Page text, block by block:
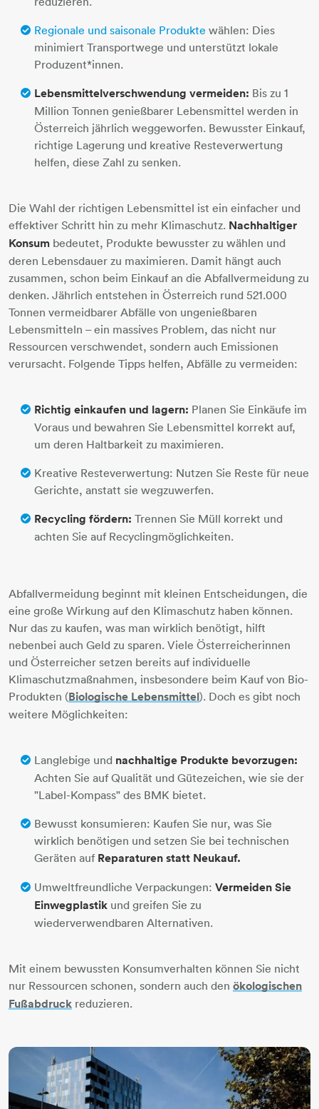
Regionale und saisonale Produkte wählen: Dies
minimiert Transportwege und unterstützt lokale
Produzent*innen.
Lebensmittelverschwendung vermeiden: Bis zu 1
Million Tonnen genießbarer Lebensmittel werden in
Österreich jährlich weggeworfen. Bewusster Einkauf,
richtige Lagerung und kreative Resteverwertung
helfen, diese Zahl zu senken.
Die Wahl der richtigen Lebensmittel ist ein einfacher und
effektiver Schritt hin zu mehr Klimaschutz. Nachhaltiger
Konsum bedeutet, Produkte bewusster zu wählen und
deren Lebensdauer zu maximieren. Damit hängt auch
zusammen, schon beim Einkauf an die Abfallvermeidung zu
denken. Jährlich entstehen in Österreich rund 521.000
Tonnen vermeidbarer Abfälle von ungenießbaren
Lebensmitteln – ein massives Problem, das nicht nur
Ressourcen verschwendet, sondern auch Emissionen
verursacht. Folgende Tipps helfen, Abfälle zu vermeiden:
Richtig einkaufen und lagern: Planen Sie Einkäufe im
Voraus und bewahren Sie Lebensmittel korrekt auf,
um deren Haltbarkeit zu maximieren.
Kreative Resteverwertung: Nutzen Sie Reste für neue
Gerichte, anstatt sie wegzuwerfen.
Recycling fördern: Trennen Sie Müll korrekt und
achten Sie auf Recyclingmöglichkeiten.
Abfallvermeidung beginnt mit kleinen Entscheidungen, die
eine große Wirkung auf den Klimaschutz haben können.
Nur das zu kaufen, was man wirklich benötigt, hilft
nebenbei auch Geld zu sparen. Viele Österreicherinnen
und Österreicher setzen bereits auf individuelle
Klimaschutzmaßnahmen, insbesondere beim Kauf von Bio-
Produkten (Biologische Lebensmittel). Doch es gibt noch
weitere Möglichkeiten:
Langlebige und nachhaltige Produkte bevorzugen:
Achten Sie auf Qualität und Gütezeichen, wie sie der
"Label-Kompass" des BMK bietet.
Bewusst konsumieren: Kaufen Sie nur, was Sie
wirklich benötigen und setzen Sie bei technischen
Geräten auf Reparaturen statt Neukauf.
Umweltfreundliche Verpackungen: Vermeiden Sie
Einwegplastik und greifen Sie zu
wiederverwendbaren Alternativen.
Mit einem bewussten Konsumverhalten können Sie nicht
nur Ressourcen schonen, sondern auch den ökologischen
Fußabdruck reduzieren.